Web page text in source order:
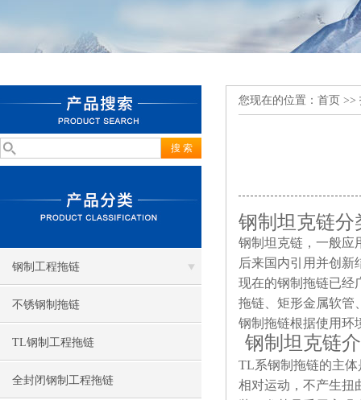
钢制工程拖链
不锈钢制拖链
TL钢制工程拖链
全封闭钢制工程拖链
您现在的位置： 首页 >>
钢制坦克链分
钢制坦克链，一般应
后来国内引用并创新
现在的钢制拖链已经
拖链、矩形金属软管
钢制拖链根据使用环
钢制坦克链
TL系钢制拖链的主
相对运动，不产生扭